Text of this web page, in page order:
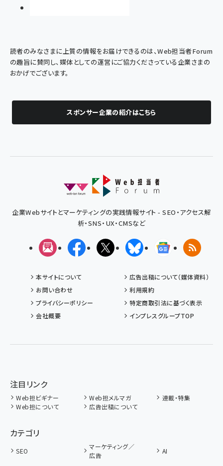
読者のみなさまに上質の情報をお届けできるのは、Web担当者Forum
の趣旨に賛同し、媒体としての運営にご協力くださっている企業さまの
おかげでございます。
スポンサー企業の紹介はこちら
企業Webサイトとマーケティングの実践情報サイト - SEO・アクセス解
析・SNS・UX・CMSなど
メルマガFacebookX(エックス)BlueskyGoogleニュ
RSS
本サイトについて
広告出稿について（媒体資料）
お問い合わせ
利用規約
プライバシーポリシー
特定商取引法に基づく表示
会社概要
インプレスグループTOP
注目リンク
Web担ビギナー Web担メルマガ
連載・特集
Web担について
広告出稿について
カテゴリ
SEO
マーケティング／
広告
AI